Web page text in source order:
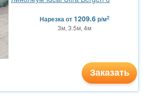
Нарезкаот 1209.6р/м2
3м, 3.5м, 4м
Заказать